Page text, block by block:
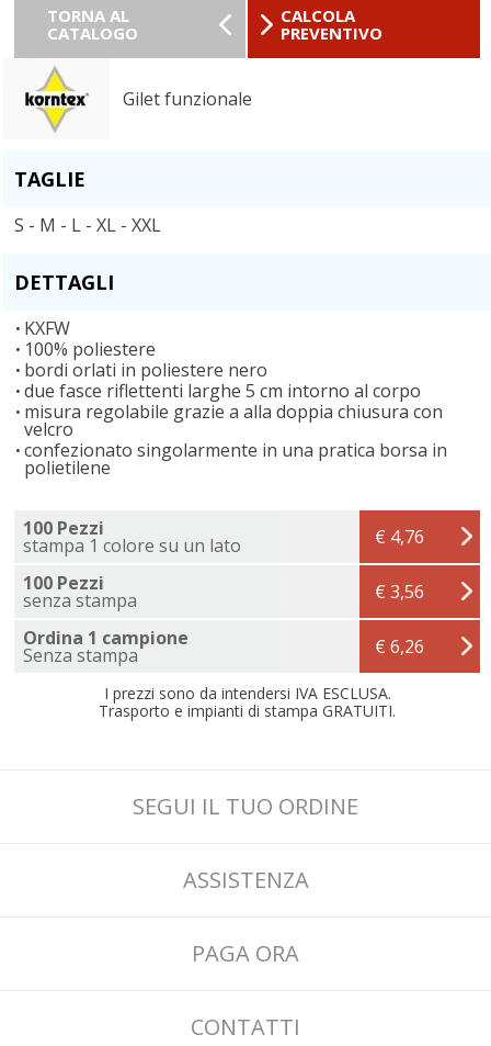
TORNA AL
CATALOGO
CALCOLA
PREVENTIVO
Gilet funzionale
TAGLIE
S - M - L - XL - XXL
DETTAGLI
KXFW
100% poliestere
bordi orlati in poliestere nero
due fasce riflettenti larghe 5 cm intorno al corpo
misura regolabile grazie a alla doppia chiusura con
velcro
confezionato singolarmente in una pratica borsa in
polietilene
100 Pezzi
stampa 1 colore su un lato
€ 4,76
100 Pezzi
senza stampa
€ 3,56
Ordina 1 campione
Senza stampa € 6,26
I prezzi sono da intendersi IVA ESCLUSA.
Trasporto e impianti di stampa GRATUITI.
SEGUI IL TUO ORDINE
ASSISTENZA
PAGA ORA
CONTATTI